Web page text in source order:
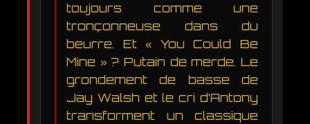
toujours comme une
tronçonneuse dans du
beurre. Et « You Could Be
Mine » ? Putain de merde. Le
grondement de basse de
Jay Walsh et le cri d’Antony
transforment un classique